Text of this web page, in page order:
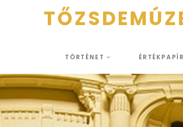
TÖRTÉNET